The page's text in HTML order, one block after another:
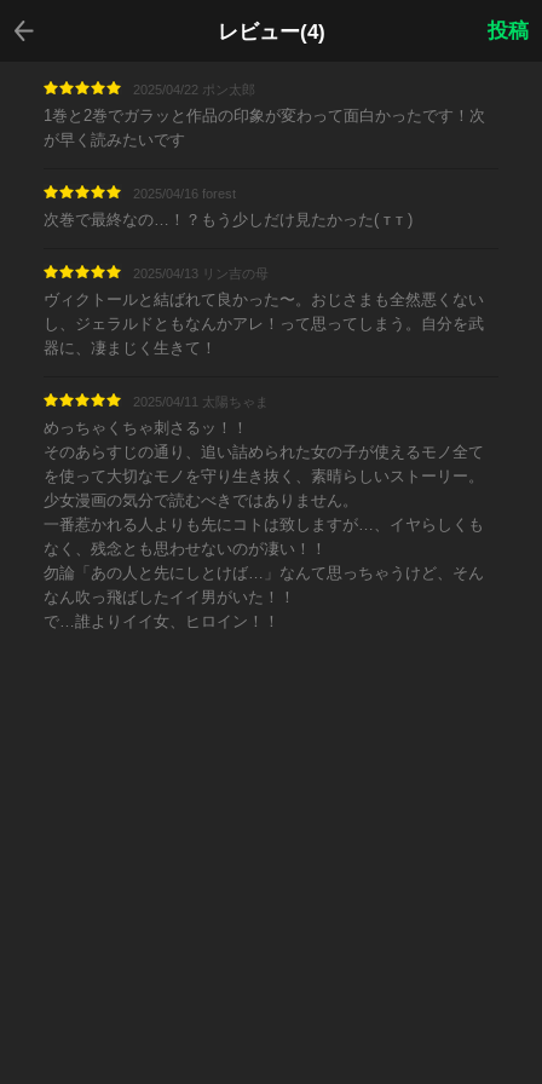
レビュー(4)
戻る
投稿
2025/04/22 ポン太郎
1巻と2巻でガラッと作品の印象が変わって面白かったです！次
が早く読みたいです
2025/04/16 forest
次巻で最終なの…！？もう少しだけ見たかった( т т )
2025/04/13 リン吉の母
ヴィクトールと結ばれて良かった〜。おじさまも全然悪くない
し、ジェラルドともなんかアレ！って思ってしまう。自分を武
器に、凄まじく生きて！
2025/04/11 太陽ちゃま
めっちゃくちゃ刺さるッ！！
そのあらすじの通り、追い詰められた女の子が使えるモノ全て
を使って大切なモノを守り生き抜く、素晴らしいストーリー。
少女漫画の気分で読むべきではありません。
一番惹かれる人よりも先にコトは致しますが…、イヤらしくも
なく、残念とも思わせないのが凄い！！
勿論「あの人と先にしとけば…」なんて思っちゃうけど、そん
なん吹っ飛ばしたイイ男がいた！！
で…誰よりイイ女、ヒロイン！！